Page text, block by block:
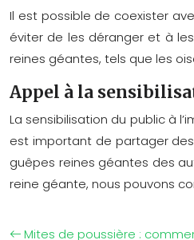
Il est possible de coexister
éviter de les déranger et à
reines géantes, tels que les
Appel à la
La sensibilisation du public à
est important de partager
guêpes reines géantes des
reine géante, nous pouvons
Mites de poussière :